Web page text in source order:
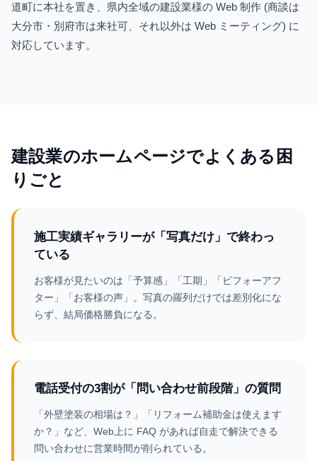
道町に本社を置き、県内全域の建設業様の Web 制作 (商談は
大分市・別府市は来社可、それ以外は Web ミーティング) に
対応しています。
建設業のホームページでよくある困
りごと
施工実績ギャラリーが「写真だけ」で終わっ
ている
お客様が見たいのは「予算感」「工期」「ビフォーアフ
ター」「お客様の声」。写真の羅列だけでは差別化にな
らず、結局価格勝負になる。
電話受付の3割が「問い合わせ前段階」の質問
「外壁塗装の相場は？」「リフォーム補助金は使えます
か？」など、Web上に FAQ があれば自走で解決できる
問い合わせに営業時間が削られている。